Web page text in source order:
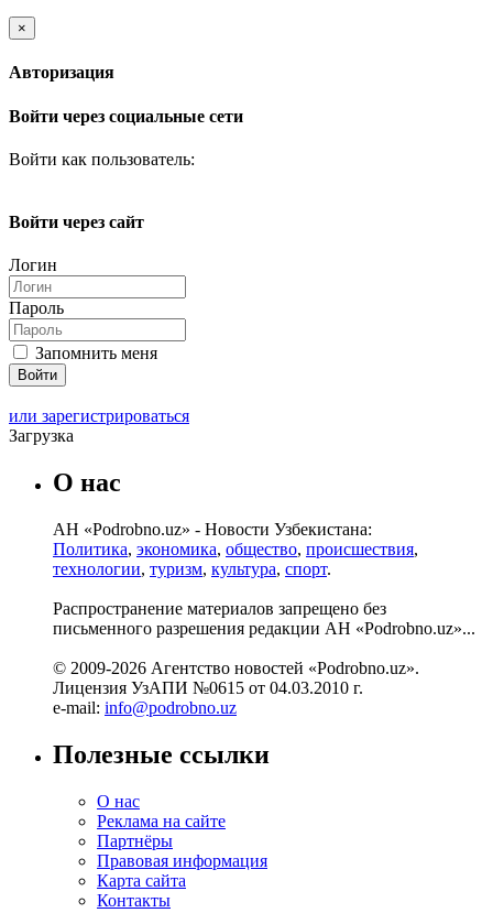
×
Авторизация
Войти через социальные сети
Войти как пользователь:
Войти через сайт
Логин
Пароль
Запомнить меня
или зарегистрироваться
Загрузка
О нас
АН «Podrobno.uz» - Новости Узбекистана:
Политика, экономика, общество, происшествия,
технологии, туризм, культура, спорт.
Распространение материалов запрещено без
письменного разрешения редакции АН «Podrobno.uz»...
© 2009-2026 Агентство новостей «Podrobno.uz».
Лицензия УзАПИ №0615 от 04.03.2010 г.
e-mail: info@podrobno.uz
Полезные ссылки
О нас
Реклама на сайте
Партнёры
Правовая информация
Карта сайта
Контакты